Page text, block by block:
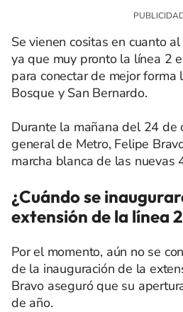
Se vienen cositas en cuanto
ya que muy pronto la línea 2
para conectar de mejor forma
Bosque y San Bernardo.
Durante la mañana del 24 de
general de Metro, Felipe
marcha blanca de las nuevas
¿Cuándo se
extensión de la línea
Por el momento, aún no se
de la inauguración de la
Bravo aseguró que su
de año.